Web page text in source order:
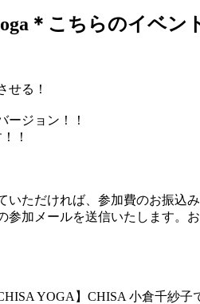
＊こちらのイベン
せる！
ージョン！！
！
いただければ、参加費のお振込
加メールを送信いたします。
YOGA】CHISA 小倉千紗子